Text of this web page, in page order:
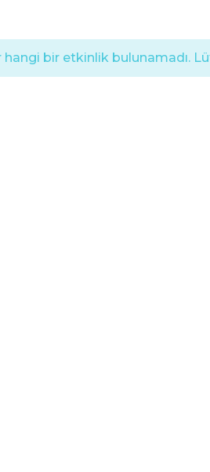
hangi bir etkinlik bulunamadı.